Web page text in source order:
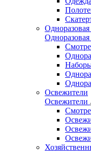
Одноразовая
Одноразовая
Освежители
Освежители